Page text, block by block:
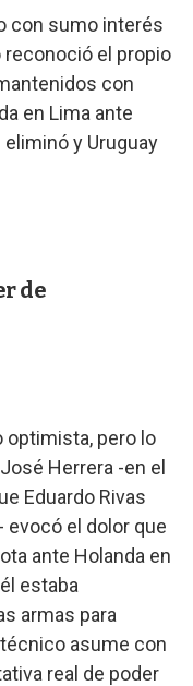
con sumo interés
reconoció el propio
con
en Lima ante
y Uruguay
de
optimista, pero lo
Herrera -en el
Eduardo Rivas
el dolor que
ante Holanda en
estaba
armas para
técnico asume con
real de poder